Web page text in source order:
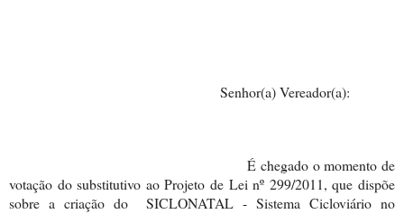
Senhor(a) Vereador(a):
É chegado o momento de
votação do substitutivo ao Projeto de Lei nº 299/2011, que dispõe
sobre a criação do SICLONATAL - Sistema Cicloviário no